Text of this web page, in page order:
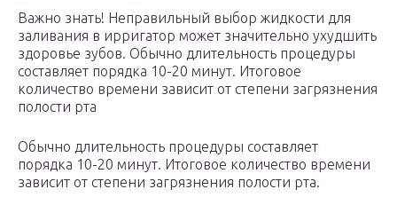
Важно знать! Неправильный выбор жидкости для
заливания в ирригатор может значительно ухудшить
здоровье зубов. Обычно длительность процедуры
составляет порядка 10-20 минут. Итоговое
количество времени зависит от степени загрязнения
полости рта
Обычно длительность процедуры составляет
порядка 10-20 минут. Итоговое количество времени
зависит от степени загрязнения полости рта.